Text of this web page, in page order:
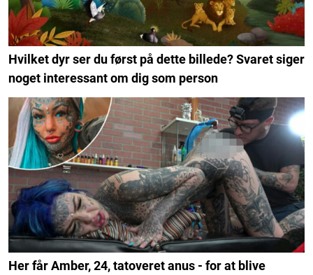
Hvilket dyr ser du først på dette billede? Svaret siger
noget interessant om dig som person
Her får Amber, 24, tatoveret anus - for at blive